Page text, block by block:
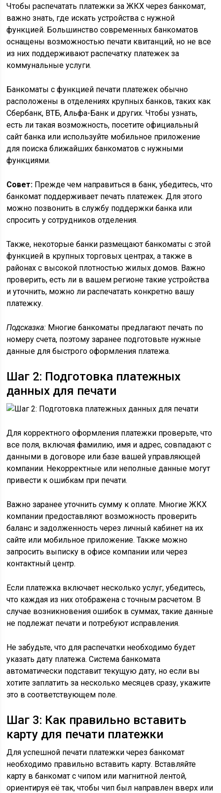
Чтобы распечатать платежки за ЖКХ через банкомат,
важно знать, где искать устройства с нужной
функцией. Большинство современных банкоматов
оснащены возможностью печати квитанций, но не все
из них поддерживают распечатку платежек за
коммунальные услуги.
Банкоматы с функцией печати платежек обычно
расположены в отделениях крупных банков, таких как
Сбербанк, ВТБ, Альфа-Банк и других. Чтобы узнать,
есть ли такая возможность, посетите официальный
сайт банка или используйте мобильное приложение
для поиска ближайших банкоматов с нужными
функциями.
Совет: Прежде чем направиться в банк, убедитесь, что
банкомат поддерживает печать платежек. Для этого
можно позвонить в службу поддержки банка или
спросить у сотрудников отделения.
Также, некоторые банки размещают банкоматы с этой
функцией в крупных торговых центрах, а также в
районах с высокой плотностью жилых домов. Важно
проверить, есть ли в вашем регионе такие устройства
и уточнить, можно ли распечатать конкретно вашу
платежку.
Подсказка: Многие банкоматы предлагают печать по
номеру счета, поэтому заранее подготовьте нужные
данные для быстрого оформления платежа.
Шаг 2: Подготовка платежных
данных для печати
Для корректного оформления платежки проверьте, что
все поля, включая фамилию, имя и адрес, совпадают с
данными в договоре или базе вашей управляющей
компании. Некорректные или неполные данные могут
привести к ошибкам при печати.
Важно заранее уточнить сумму к оплате. Многие ЖКХ
компании предоставляют возможность проверить
баланс и задолженность через личный кабинет на их
сайте или мобильное приложение. Также можно
запросить выписку в офисе компании или через
контактный центр.
Если платежка включает несколько услуг, убедитесь,
что каждая из них отображена с точным расчетом. В
случае возникновения ошибок в суммах, такие данные
не подлежат печати и потребуют исправления.
Не забудьте, что для распечатки необходимо будет
указать дату платежа. Система банкомата
автоматически подставит текущую дату, но если вы
хотите заплатить за несколько месяцев сразу, укажите
это в соответствующем поле.
Шаг 3: Как правильно вставить
карту для печати платежки
Для успешной печати платежки через банкомат
необходимо правильно вставить карту. Вставляйте
карту в банкомат с чипом или магнитной лентой,
ориентируя её так, чтобы чип был направлен вверх или